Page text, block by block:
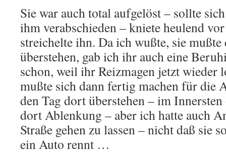
Sie war auch total aufgelöst – sollte
ihm verabschieden – kniete heulend
streichelte ihn. Da ich wußte, sie
überstehen, gab ich ihr auch eine
schon, weil ihr Reizmagen jetzt wieder
mußte sich dann fertig machen für die
den Tag dort überstehen – im
dort Ablenkung – aber ich hatte auch
Straße gehen zu lassen – nicht daß sie
ein Auto rennt …